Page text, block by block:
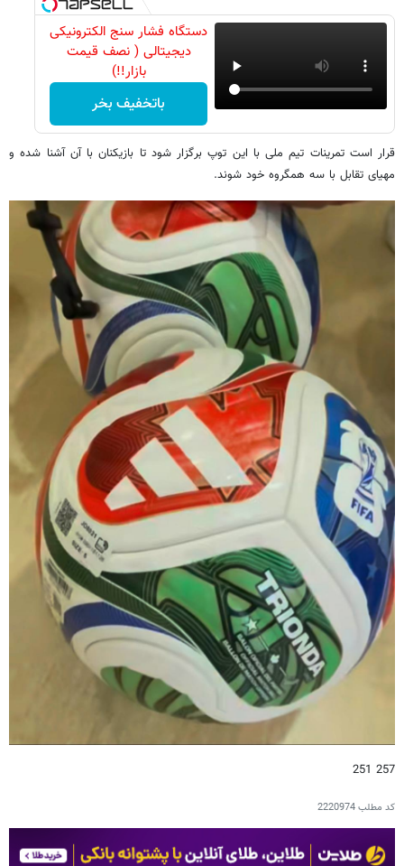
دستگاه فشار سنج الکترونیکی
دیجیتالی ( نصف قیمت
بازار!!)
باتخفیف بخر
قرار است تمرینات تیم ملی با این توپ برگزار شود تا بازیکنان با آن آشنا شده و
مهیای تقابل با سه همگروه خود شوند.
257 251
کد مطلب2220974